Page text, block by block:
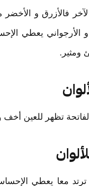
فالأزرق و
و الأرجواني يعطي
ومثير.
تظهر للعين أخف
ترتد معا يعطي